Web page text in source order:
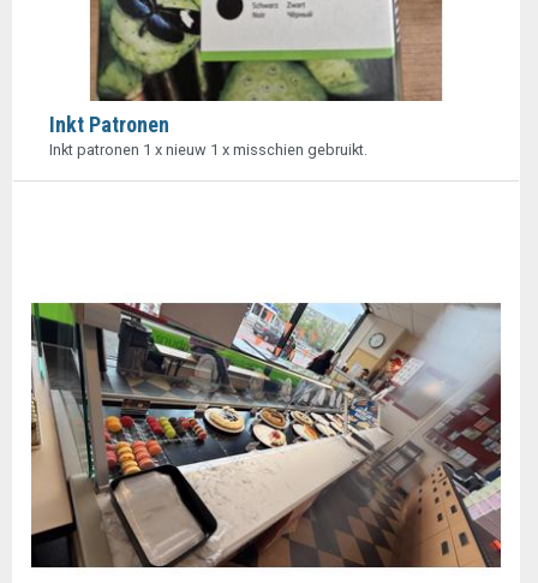
Inkt Patronen
Inkt patronen 1 x nieuw 1 x misschien gebruikt.